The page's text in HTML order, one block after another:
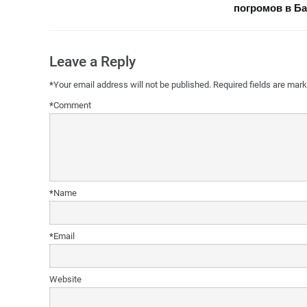
погромов в
Leave a Reply
Your email address will not be published. Required fields are
*
Comment
*
Name
*
Email
*
Website